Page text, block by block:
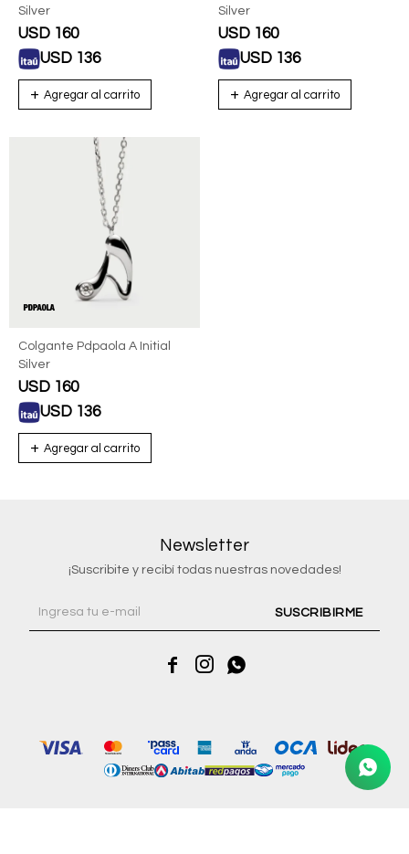
Silver
USD 160
USD 136
Silver
USD 160
USD 136
Colgante Pdpaola A Initial
Silver
USD 160
USD 136
Newsletter
¡Suscribite y recibí todas nuestras novedades!
SUSCRIBIRME
  